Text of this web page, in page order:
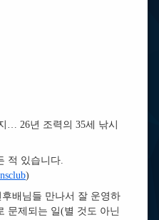
… 26년 조력의 35세 낚시
적 있습니다.
)
배님들 만나서 잘 운영하
문제되는 일(별 것도 아닌